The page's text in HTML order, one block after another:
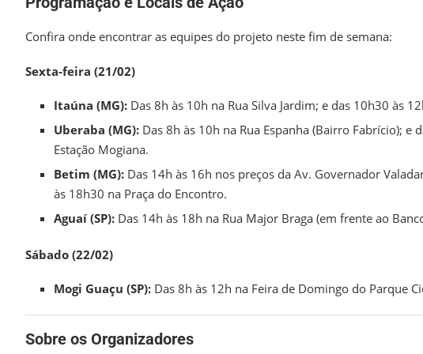
Confira onde encontrar as equipes do projeto neste fim de semana:
Sexta-feira (21/02)
Itaúna (MG): Das 8h às 10h na Rua Silva Jardim; e das 10h30 às
Uberaba (MG): Das 8h às 10h na Rua Espanha (Bairro Fabrício);
Estação Mogiana.
Betim (MG): Das 14h às 16h nos preços da Av. Governador
às 18h30 na Praça do Encontro.
Aguaí (SP): Das 14h às 18h na Rua Major Braga (em frente ao
Sábado (22/02)
Mogi Guaçu (SP): Das 8h às 12h na Feira de Domingo do Parque
Sobre os Organizadores